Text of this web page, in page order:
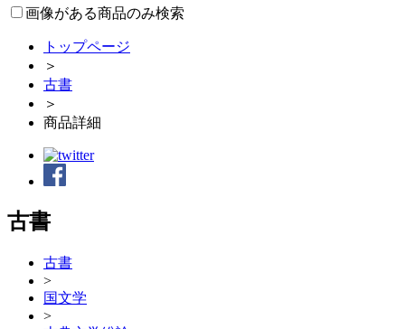
画像がある商品のみ検索
トップページ
＞
古書
＞
商品詳細
古書
古書
>
国文学
>